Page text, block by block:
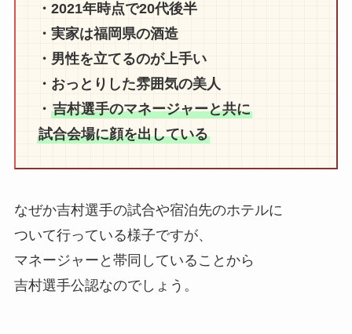
・2021年時点で20代後半
・実家は福岡県の酒造
・男性を立てるのが上手い
・おっとりした雰囲気の美人
・ 吉村選手のマネージャーと共に
試合会場に顔を出している
なぜか吉村選手の試合や宿泊先のホテルに
ついて行っている様子ですが、
マネージャーと帯同していることから
吉村選手公認なのでしょう。